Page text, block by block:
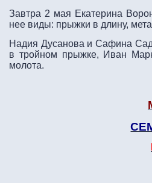
Завтра 2 мая Екатерина
нее виды: прыжки в длину,
Надия Дусанова и Сафина
в тройном прыжке, Иван
молота.